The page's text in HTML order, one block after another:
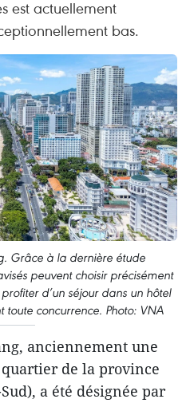
est actuellement
bas.
Grâce à la dernière étude
peuvent choisir précisément
d’un séjour dans un hôtel
concurrence. Photo: VNA
anciennement une
de la province
a été désignée par